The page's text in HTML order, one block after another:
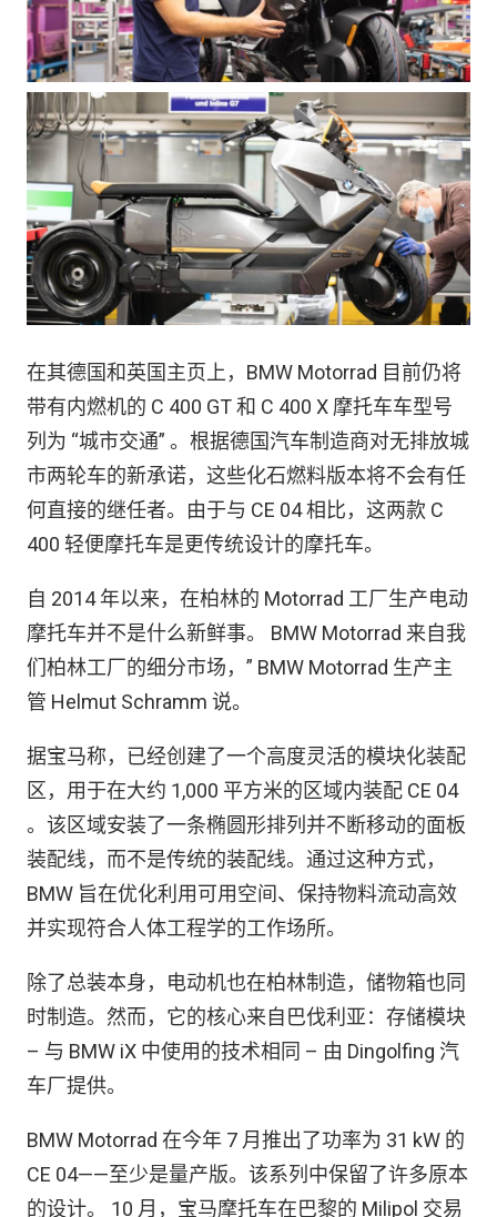
在其德国和英国主页上，BMW Motorrad 目前仍将
带有内燃机的 C 400 GT 和 C 400 X 摩托车车型号
列为 “城市交通” 。根据德国汽车制造商对无排放城
市两轮车的新承诺，这些化石燃料版本将不会有任
何直接的继任者。由于与 CE 04 相比，这两款 C
400 轻便摩托车是更传统设计的摩托车。
自 2014 年以来，在柏林的 Motorrad 工厂生产电动
摩托车并不是什么新鲜事。 BMW Motorrad 来自我
们柏林工厂的细分市场，” BMW Motorrad 生产主
管 Helmut Schramm 说。
据宝马称，已经创建了一个高度灵活的模块化装配
区，用于在大约 1,000 平方米的区域内装配 CE 04
。该区域安装了一条椭圆形排列并不断移动的面板
装配线，而不是传统的装配线。通过这种方式，
BMW 旨在优化利用可用空间、保持物料流动高效
并实现符合人体工程学的工作场所。
除了总装本身，电动机也在柏林制造，储物箱也同
时制造。然而，它的核心来自巴伐利亚：存储模块
– 与 BMW iX 中使用的技术相同 – 由 Dingolfing 汽
车厂提供。
BMW Motorrad 在今年 7 月推出了功率为 31 kW 的
CE 04——至少是量产版。该系列中保留了许多原本
的设计。 10 月，宝马摩托车在巴黎的 Milipol 交易